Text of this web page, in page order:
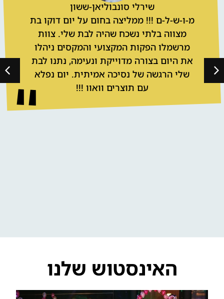
מיה שריד
וואוווווו, פשוט אין מילים בפי איך אפשר
לסכם יום מרגש שכזה תודה לכם צוות
מרשמלו: שירן, אושרה, מיכל, ליאור וצוות
הצלמים הענקתם לנו יום שכולו יום בת
מצווש מהנה , מקצועי, מרגש ומלא
חוויות.בימי קורונה אילו היום הזה מחליף
בגדול את האירוע הסטנדרטי. ממליצה בלב
האינסטוש שלנו